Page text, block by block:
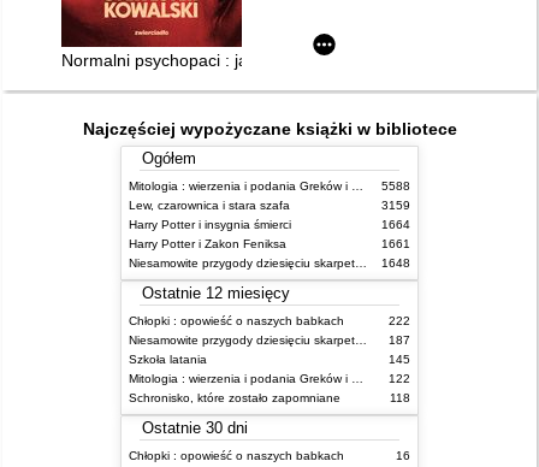
Normalni psychopaci : jak ich rozpoznać, jak się przed nimi
Najczęściej wypożyczane książki w bibliotece
Ogółem
Mitologia : wierzenia i podania Greków i Rzymian
5588
Lew, czarownica i stara szafa
3159
Harry Potter i insygnia śmierci
1664
Harry Potter i Zakon Feniksa
1661
Niesamowite przygody dziesięciu skarpetek (czterech prawych i sześciu lewych)
1648
Ostatnie 12 miesięcy
Chłopki : opowieść o naszych babkach
222
Niesamowite przygody dziesięciu skarpetek (czterech prawych i sześciu lewych)
187
Szkoła latania
145
Mitologia : wierzenia i podania Greków i Rzymian
122
Schronisko, które zostało zapomniane
118
Ostatnie 30 dni
Chłopki : opowieść o naszych babkach
16